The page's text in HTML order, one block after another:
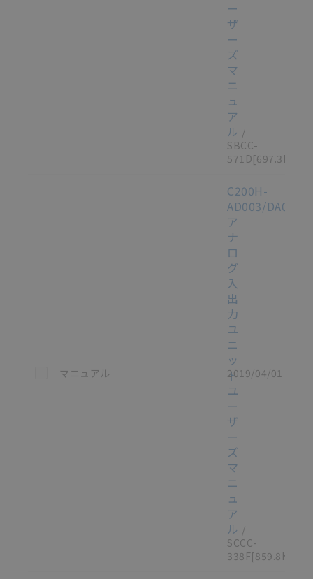
ー
ザ
ー
ズ
マ
ニ
ュ
ア
ル /
SBCC-
571D[697.3KB]
この資料を選択
マニュアル
C200H-
AD003/DA003/
ア
ナ
ロ
グ
入
出
力
ユ
ニ
ッ
ト
ユ
ー
ザ
ー
ズ
マ
ニ
ュ
ア
ル /
SCCC-
338F[859.8KB]
2019/04/01